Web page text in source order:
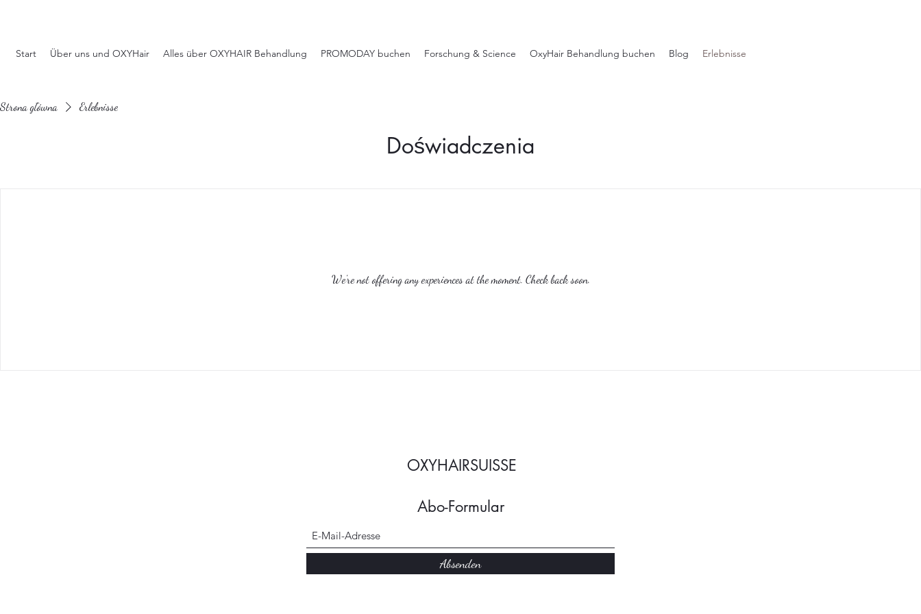
Start Über uns und OXYHair Alles über OXYHAIR Behandlung PROMODAY buchen Forschung & Science OxyHair Behandlung buchen Blog Erlebnisse
Strona główna Erlebnisse
Doświadczenia
We're not offering any experiences at the moment. Check back soon.
OXYHAIRSUISSE
Abo-Formular
Absenden